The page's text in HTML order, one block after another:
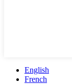
English
French